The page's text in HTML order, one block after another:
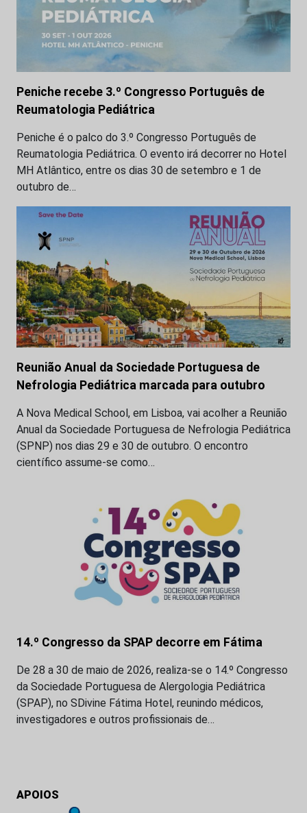
Peniche recebe 3.º Congresso Português de
Reumatologia Pediátrica
Peniche é o palco do 3.º Congresso Português de
Reumatologia Pediátrica. O evento irá decorrer no Hotel
MH Atlântico, entre os dias 30 de setembro e 1 de
outubro de…
Reunião Anual da Sociedade Portuguesa de
Nefrologia Pediátrica marcada para outubro
A Nova Medical School, em Lisboa, vai acolher a Reunião
Anual da Sociedade Portuguesa de Nefrologia Pediátrica
(SPNP) nos dias 29 e 30 de outubro. O encontro
científico assume-se como…
14.º Congresso da SPAP decorre em Fátima
De 28 a 30 de maio de 2026, realiza-se o 14.º Congresso
da Sociedade Portuguesa de Alergologia Pediátrica
(SPAP), no SDivine Fátima Hotel, reunindo médicos,
investigadores e outros profissionais de…
APOIOS